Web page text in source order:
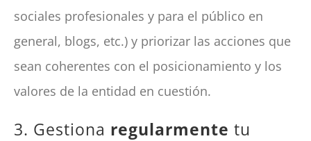
sociales profesionales y para el público en
general, blogs, etc.) y priorizar las acciones que
sean coherentes con el posicionamiento y los
valores de la entidad en cuestión.
3. Gestiona regularmente tu